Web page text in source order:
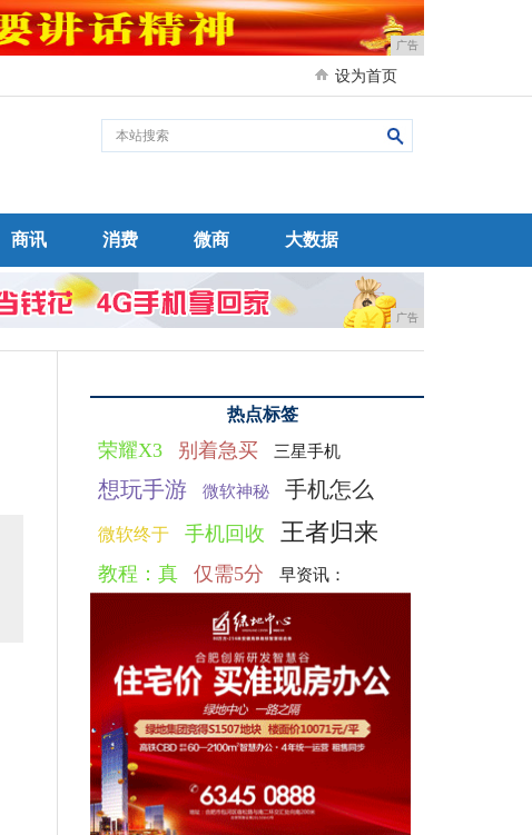
广告
设为首页
商讯 消费 微商 大数据
广告
热点标签
荣耀X3 别着急买 三星手机
想玩手游 微软神秘 手机怎么
微软终于 手机回收 王者归来
教程：真 仅需5分 早资讯：